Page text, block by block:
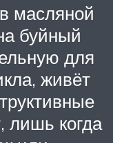
масляной
буйный
для
живёт
лишь когда